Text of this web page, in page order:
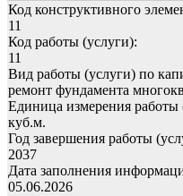
Код конструктивного
11
Код работы (услуги):
11
Вид работы (услуги) по
ремонт фундамента
Единица измерения работы
куб.м.
Год завершения работы
2037
Дата заполнения
05.06.2026